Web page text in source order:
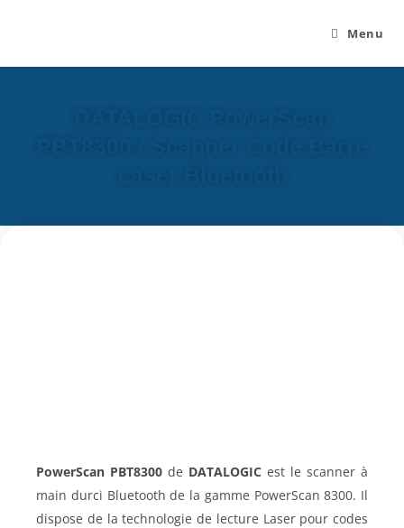
Menu
PowerScan PBT8300 de DATALOGIC est le scanner à
main durci Bluetooth de la gamme PowerScan 8300. Il
dispose de la technologie de lecture Laser pour codes